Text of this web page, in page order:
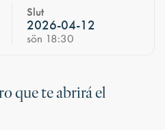
Slut
2026-04-12
sön 18:30
que te abrirá el